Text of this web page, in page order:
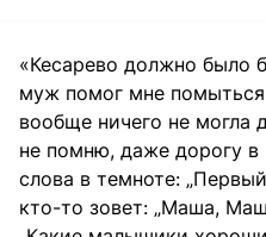
«Кесарево должно было
муж помог мне
вообще ничего не могла
не помню, даже дорогу
слова в темноте:
кто-то зовет: „Маша,